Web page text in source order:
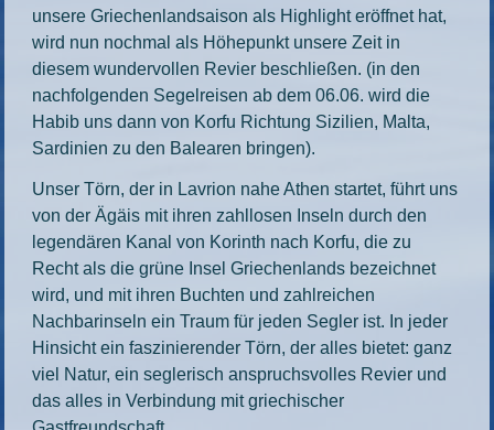
unsere Griechenlandsaison als Highlight eröffnet hat,
wird nun nochmal als Höhepunkt unsere Zeit in
diesem wundervollen Revier beschließen. (in den
nachfolgenden Segelreisen ab dem 06.06. wird die
Habib uns dann von Korfu Richtung Sizilien, Malta,
Sardinien zu den Balearen bringen).
Unser Törn, der in Lavrion nahe Athen startet, führt uns
von der Ägäis mit ihren zahllosen Inseln durch den
legendären Kanal von Korinth nach Korfu, die zu
Recht als die grüne Insel Griechenlands bezeichnet
wird, und mit ihren Buchten und zahlreichen
Nachbarinseln ein Traum für jeden Segler ist. In jeder
Hinsicht ein faszinierender Törn, der alles bietet: ganz
viel Natur, ein seglerisch anspruchsvolles Revier und
das alles in Verbindung mit griechischer